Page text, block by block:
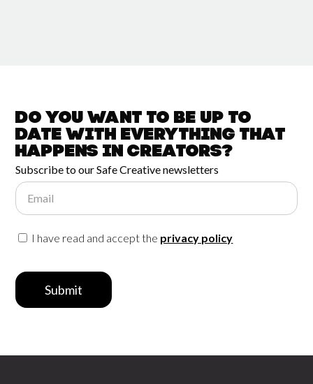
Do you want to be up to
date witheverything that
happens inCreators?
Subscribe to our Safe Creative newsletters
Email
I have read and accept the privacy policy
Submit